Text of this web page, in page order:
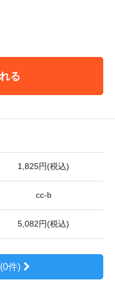
る
1,825円(税込)
cc-b
5,082円(税込)
件)